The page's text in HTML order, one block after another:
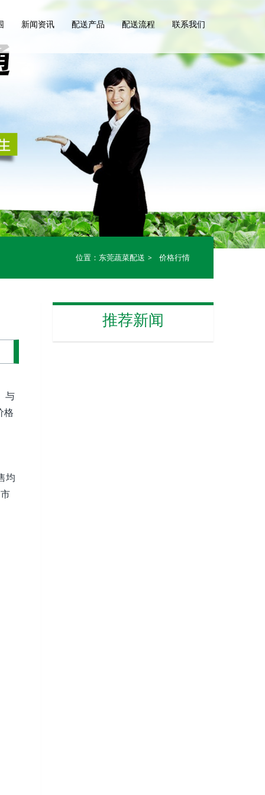
新闻资讯 配送产品 配送流程 联系我们
位置： 东莞蔬菜配送 > 价格行情
与
格
均
推荐新闻